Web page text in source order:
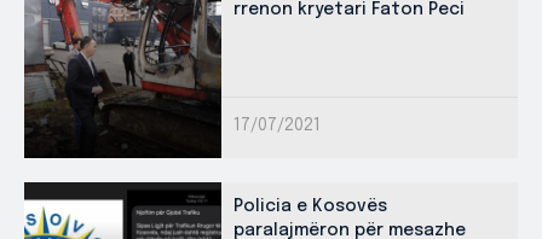
rrenon kryetari Faton Peci
17/07/2021
Policia e Kosovës
paralajmëron për mesazhe